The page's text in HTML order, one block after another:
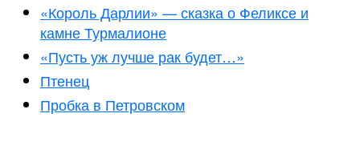
«Король Дарлии» — сказка о Феликсе и
камне Турмалионе
«Пусть уж лучше рак будет…»
Птенец
Пробка в Петровском